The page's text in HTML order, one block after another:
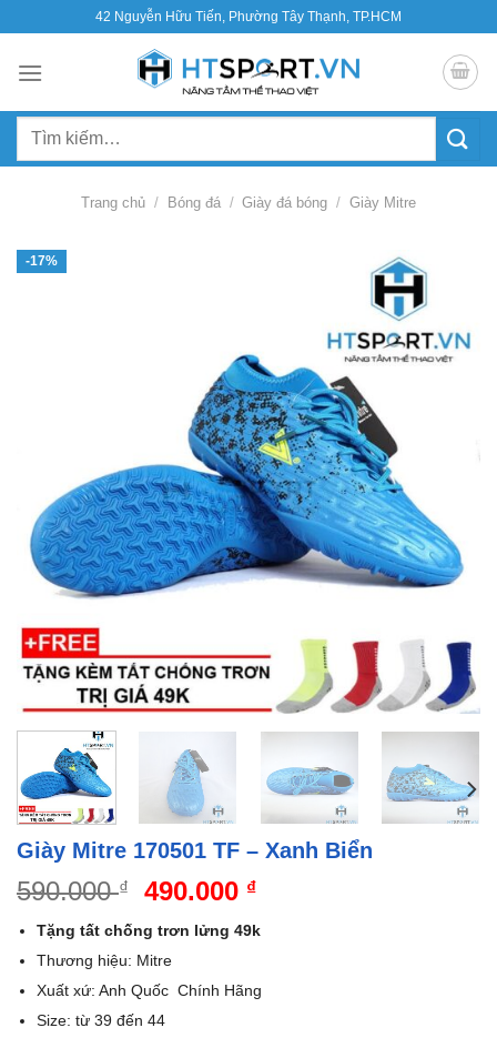
nội
42 Nguyễn Hữu Tiến, Phường Tây Thạnh, TP.HCM
Tìm
Trang chủ / Bóng đá / Giày đá bóng / Giày Mitre
-17%
Giày Mitre 170501 TF – Xanh Biển
590.000₫
Giá
là:
590.000 ₫.
490.000 ₫Giá
tại
490.000 ₫.
Tặng tất chống trơn lửng 49k
Thương hiệu: Mitre
Xuất xứ: Anh Quốc Chính Hãng
Size: từ 39 đến 44